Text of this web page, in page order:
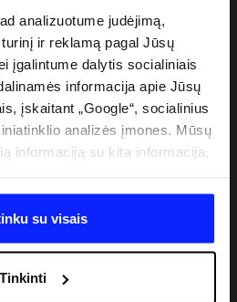
analizuotume judėjimą,
ir reklamą pagal Jūsų
įgalintume dalytis socialiniais
informacija apie Jūsų
įskaitant „Google“, socialinius
analizės įmones. Mūsų
informaciją su kita informacija,
kai naudojatės jų
leidimą, mes galime perduoti
savo partneriams, siekdami
turinį ir tobulinti mūsų
su visais
Tinkinti